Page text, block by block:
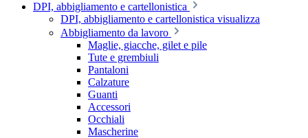
DPI, abbigliamento e cartellonistica
DPI, abbigliamento e cartellonistica visualizza
Abbigliamento da lavoro
Maglie, giacche, gilet e pile
Tute e grembiuli
Pantaloni
Calzature
Guanti
Accessori
Occhiali
Mascherine